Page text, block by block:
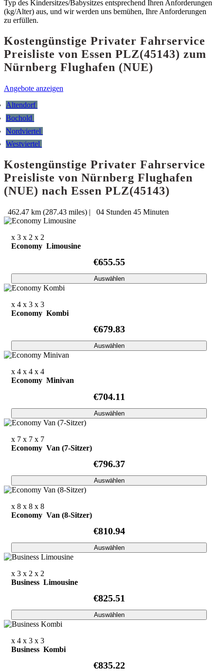
Typ des Kindersitzes/Babysitzes entsprechend Ihren Anforderungen
(kg/Alter) aus, und wir werden uns bemühen, Ihre Anforderungen
zu erfüllen.
Kostengünstige Privater Fahrservice
Preisliste von Essen PLZ(45143) zum
Nürnberg Flughafen (NUE)
Angebote anzeigen
Altendorf
Bochold
Nordviertel
Westviertel
Kostengünstige Privater Fahrservice
Preisliste von Nürnberg Flughafen
(NUE) nach Essen PLZ(45143)
462.47 km (287.43 miles) | 04 Stunden 45 Minuten
x 3 x 2 x 2
Economy Limousine
€655.55
Auswählen
x 4 x 3 x 3
Economy Kombi
€679.83
Auswählen
x 4 x 4 x 4
Economy Minivan
€704.11
Auswählen
x 7 x 7 x 7
Economy Van (7-Sitzer)
€796.37
Auswählen
x 8 x 8 x 8
Economy Van (8-Sitzer)
€810.94
Auswählen
x 3 x 2 x 2
Business Limousine
€825.51
Auswählen
x 4 x 3 x 3
Business Kombi
€835.22